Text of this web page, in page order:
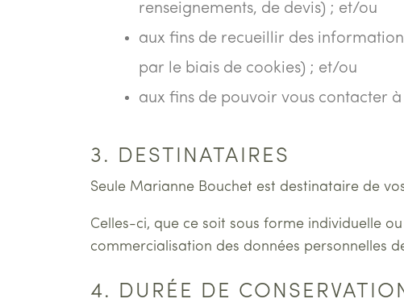
renseignements, de devis) ; et/ou
aux fins de recueillir des
par le biais de cookies) ; et/ou
aux fins de pouvoir vous contacter
3. DESTINATAIRES
Seule Marianne Bouchet est destinataire de
Celles-ci, que ce soit sous forme individuelle
commercialisation des données personnelles
4. DURÉE DE